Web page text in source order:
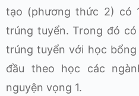
tạo (phương thức 2) có
trúng tuyển. Trong đó
trúng tuyển với học
đầu theo học các
nguyện vọng 1.